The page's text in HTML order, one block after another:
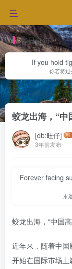
每日金句
If you hold
你若将过
首页 网赚文章 正
蛟龙出海，“中
[db:旺仔]
3年前发布
Forever facing
永
蛟龙出海，“中国
近年来，随着中
开始在国际市场